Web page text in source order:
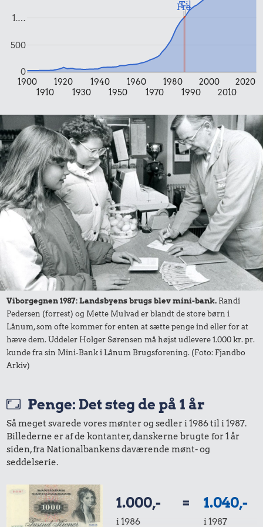
5,64 kr.
rødbeder
Togbillet,
Aarhus-
København
20 kr.
7,80 kr.
Franskbrød
14 kr.
Bakke jordbær
4,34 kr.
Agurk
139 kr.
Bukser
1900
1910
1920
1930
1940
1950
1960
1970
1980
1990
2000
2010
2020
0
500
1.…
Fra
Til
Viborgegnen 1987: Landsbyens brugs blev mini-bank. Randi
Pedersen (forrest) og Mette Mulvad er blandt de store børn i
Lånum, som ofte kommer for enten at sætte penge ind eller for at
hæve dem. Uddeler Holger Sørensen må højst udlevere 1.000 kr. pr.
kunde fra sin Mini-Bank i Lånum Brugsforening. (Foto: Fjandbo
Arkiv)
Penge: Det steg de på 1 år
Så meget svarede vores mønter og sedler i 1986 til i 1987.
Billederne er af de kontanter, danskerne brugte for 1 år
siden, fra Nationalbankens daværende mønt- og
seddelserie.
1.000,-
i 1986
= 1.040,-
i 1987